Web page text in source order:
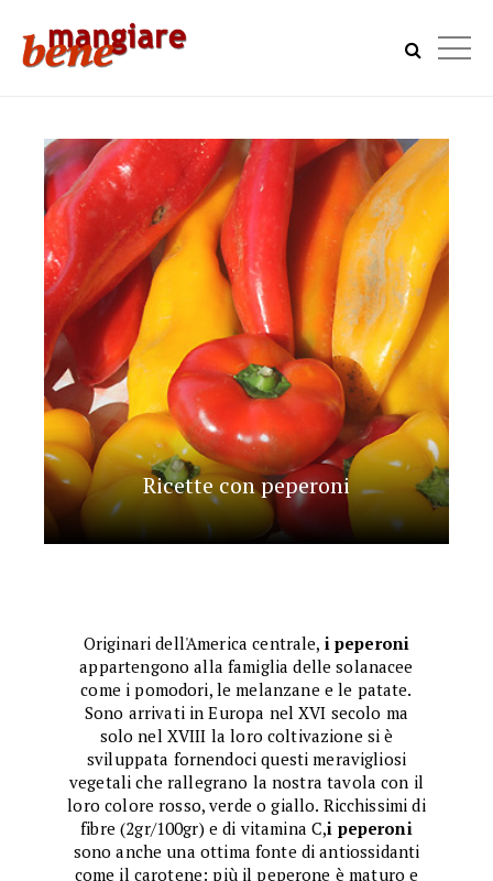
Ricette con peperoni
Originari dell'America centrale, i peperoni
appartengono alla famiglia delle solanacee
come i pomodori, le melanzane e le patate.
Sono arrivati in Europa nel XVI secolo ma
solo nel XVIII la loro coltivazione si è
sviluppata fornendoci questi meravigliosi
vegetali che rallegrano la nostra tavola con il
loro colore rosso, verde o giallo. Ricchissimi di
fibre (2gr/100gr) e di vitamina C,i peperoni
sono anche una ottima fonte di antiossidanti
come il carotene: più il peperone è maturo e